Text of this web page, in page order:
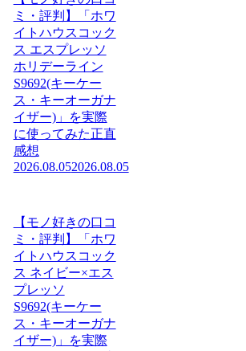
ミ・評判】「ホワ
イトハウスコック
ス エスプレッソ
ホリデーライン
S9692(キーケー
ス・キーオーガナ
イザー)」を実際
に使ってみた正直
感想
2026.08.052026.08.05
【モノ好きの口コ
ミ・評判】「ホワ
イトハウスコック
ス ネイビー×エス
プレッソ
S9692(キーケー
ス・キーオーガナ
イザー)」を実際